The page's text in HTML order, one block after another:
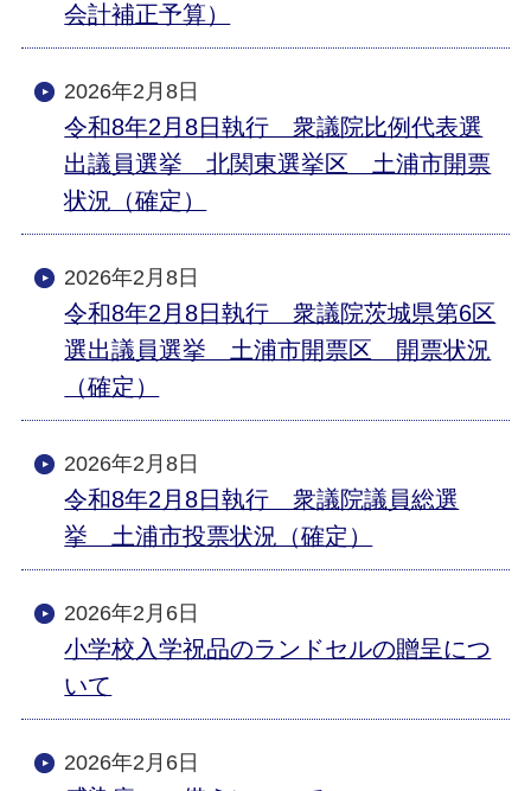
会計補正予算）
2026年2月8日
令和8年2月8日執行 衆議院比例代表選
出議員選挙 北関東選挙区 土浦市開票
状況（確定）
2026年2月8日
令和8年2月8日執行 衆議院茨城県第6区
選出議員選挙 土浦市開票区 開票状況
（確定）
2026年2月8日
令和8年2月8日執行 衆議院議員総選
挙 土浦市投票状況（確定）
2026年2月6日
小学校入学祝品のランドセルの贈呈につ
いて
2026年2月6日